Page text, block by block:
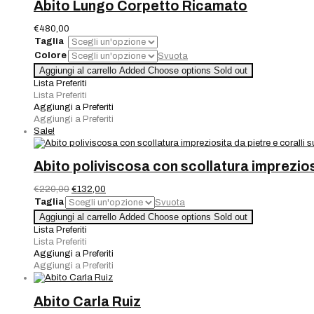
Abito Lungo Corpetto Ricamato
€480,00
Taglia
Colore
Svuota
Abito
Lungo
Corpetto
Ricamato
quantità
Aggiungi al carrello Added Choose options Sold out
Lista Preferiti
Lista Preferiti
Aggiungi a Preferiti
Aggiungi a Preferiti
Sale!
Abito poliviscosa con scollatura
€220,00 Il
prezzo
originale
era:
€220,00.
€132,00
prezzo
attuale
è:
Taglia
Svuota
Abito
poliviscosa
con
scollatura
impreziosita
da
pietre
e
coralli
Aggiungi al carrello Added Choose options Sold out
Lista Preferiti
Lista Preferiti
Aggiungi a Preferiti
Aggiungi a Preferiti
Abito Carla Ruiz